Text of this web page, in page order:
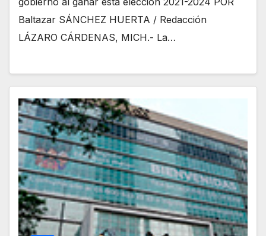
Baltazar SÁNCHEZ HUERTA / Redacción
LÁZARO CÁRDENAS, MICH.- La…